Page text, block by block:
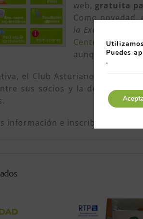
web, gratuita
Como
la Excelencia
,
Centros de
aunque es
el Club Asturiano de
sus socios y la detección
información e inscribirte,
Puedes
.